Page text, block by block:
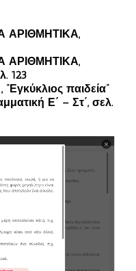
ΑΡΙΘΜΗΤΙΚΑ,
ΑΡΙΘΜΗΤΙΚΑ,
123
παιδεία”
Ε΄ – Στ΄, σελ.